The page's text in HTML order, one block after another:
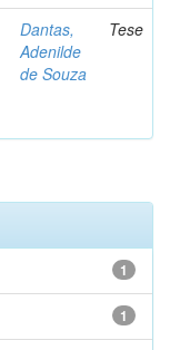
Dantas,
Adenilde
de Souza
Tese
1
1